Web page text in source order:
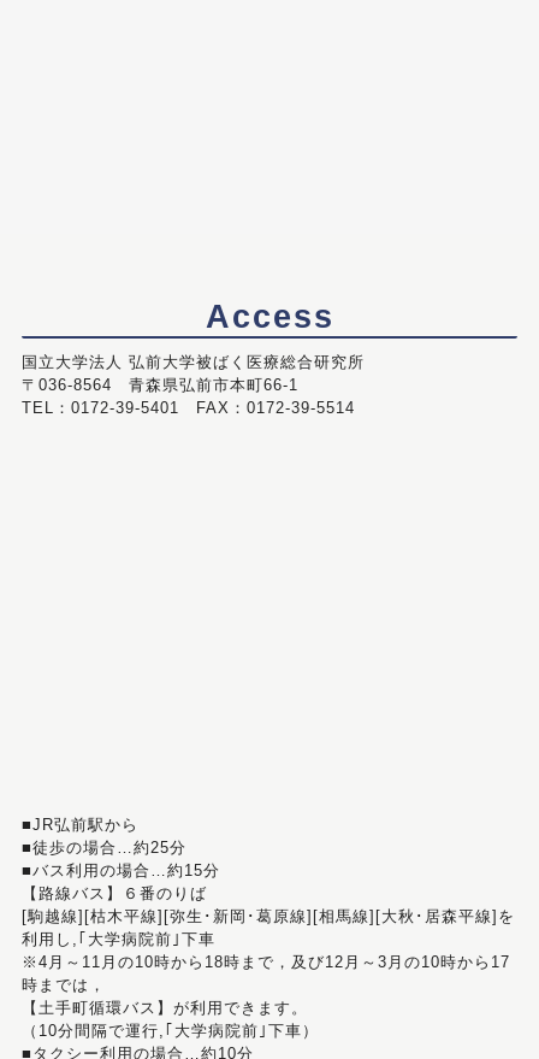
Access
国立大学法人 弘前大学被ばく医療総合研究所
〒036-8564 青森県弘前市本町66-1
TEL：0172-39-5401 FAX：0172-39-5514
■JR弘前駅から
■徒歩の場合…約25分
■バス利用の場合…約15分
【路線バス】６番のりば
[駒越線][枯木平線][弥生･新岡･葛原線][相馬線][大秋･居森平線]を
利用し,｢大学病院前｣下車
※4月～11月の10時から18時まで，及び12月～3月の10時から17
時までは，
【土手町循環バス】が利用できます。
（10分間隔で運行,｢大学病院前｣下車）
■タクシー利用の場合…約10分